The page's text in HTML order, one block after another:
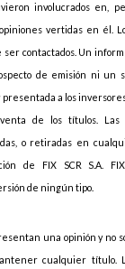
involucrados en,
vertidas en él.
ser contactados. Un
de emisión ni un
presentada a los
de los títulos. Las
o retiradas en
de FIX SCR S.A.
de ningún tipo.
una opinión y no
cualquier título.